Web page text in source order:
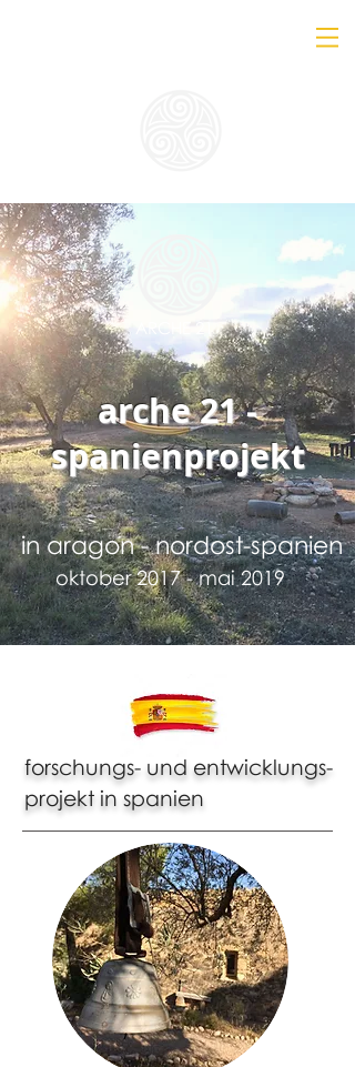
arche 21 -
spanienprojekt
in aragon - nordost-spanien
oktober 2017 - mai 2019
forschungs- und entwicklungs-
projekt in spanien